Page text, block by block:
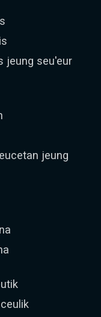
jeung seu'eur
jeung